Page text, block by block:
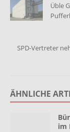
Üble
SPD-Vertreter
ÄHNLICHE
im